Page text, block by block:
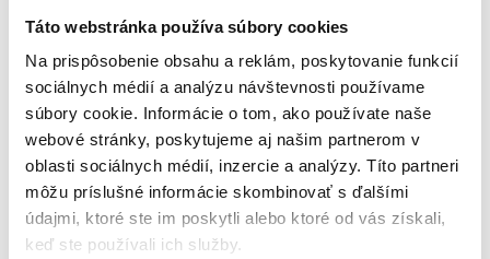
Táto webstránka používa súbory cookies
Na prispôsobenie obsahu a reklám, poskytovanie funkcií
sociálnych médií a analýzu návštevnosti používame
súbory cookie. Informácie o tom, ako používate naše
webové stránky, poskytujeme aj našim partnerom v
oblasti sociálnych médií, inzercie a analýzy. Títo partneri
môžu príslušné informácie skombinovať s ďalšími
údajmi, ktoré ste im poskytli alebo ktoré od vás získali,
keď ste používali ich služby.
ĎALŠIE PRODUKTY TEJ ISTEJ
ZNAČKY
LETNÝ VÝPREDAJ